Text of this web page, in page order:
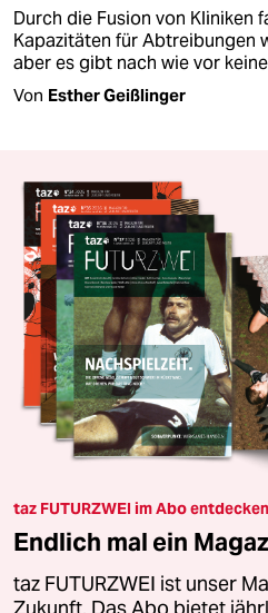
Durch die Fusion von Kliniken
Kapazitäten für Abtreibungen
aber es gibt nach wie vor
Von Esther Geißlinger
taz FUTURZWEI im Abo entdecken
Endlich mal ein
taz FUTURZWEI ist unser